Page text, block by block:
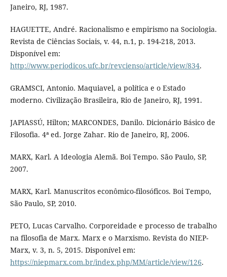
Janeiro, RJ, 1987.
HAGUETTE, André. Racionalismo e empirismo na Sociologia.
Revista de Ciências Sociais, v. 44, n.1, p. 194-218, 2013.
Disponível em:
http://www.periodicos.ufc.br/revcienso/article/view/834.
GRAMSCI, Antonio. Maquiavel, a política e o Estado
moderno. Civilização Brasileira, Rio de Janeiro, RJ, 1991.
JAPIASSÚ, Hilton; MARCONDES, Danilo. Dicionário Básico de
Filosofia. 4ª ed. Jorge Zahar. Rio de Janeiro, RJ, 2006.
MARX, Karl. A Ideologia Alemã. Boi Tempo. São Paulo, SP,
2007.
MARX, Karl. Manuscritos econômico-filosóficos. Boi Tempo,
São Paulo, SP, 2010.
PETO, Lucas Carvalho. Corporeidade e processo de trabalho
na filosofia de Marx. Marx e o Marxismo. Revista do NIEP-
Marx, v. 3, n. 5, 2015. Disponível em:
https://niepmarx.com.br/index.php/MM/article/view/126.